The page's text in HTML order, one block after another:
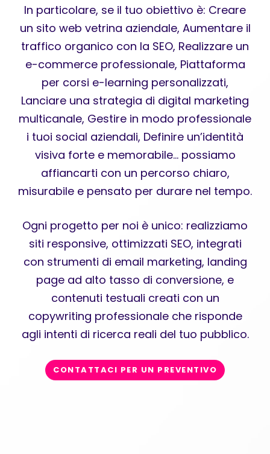
In particolare, se il tuo obiettivo è: Creare
un sito web vetrina aziendale, Aumentare il
traffico organico con la SEO, Realizzare un
e-commerce professionale, Piattaforma
per corsi e-learning personalizzati,
Lanciare una strategia di digital marketing
multicanale, Gestire in modo professionale
i tuoi social aziendali, Definire un’identità
visiva forte e memorabile… possiamo
affiancarti con un percorso chiaro,
misurabile e pensato per durare nel tempo.
Ogni progetto per noi è unico: realizziamo
siti responsive, ottimizzati SEO, integrati
con strumenti di email marketing, landing
page ad alto tasso di conversione, e
contenuti testuali creati con un
copywriting professionale che risponde
agli intenti di ricerca reali del tuo pubblico.
CONTATTACI PER UN PREVENTIVO